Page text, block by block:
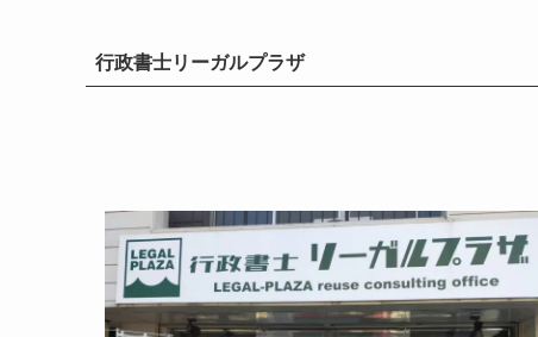
行政書士リーガルプラザ